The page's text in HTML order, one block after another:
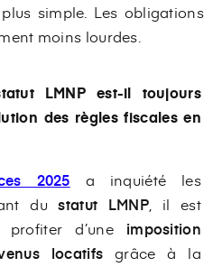
simple. Les obligations
moins lourdes.
LMNP est-il toujours
des règles fiscales en
2025 a inquiété les
dustatut LMNP
il est
d’uneimposition
locatifs grâce à la